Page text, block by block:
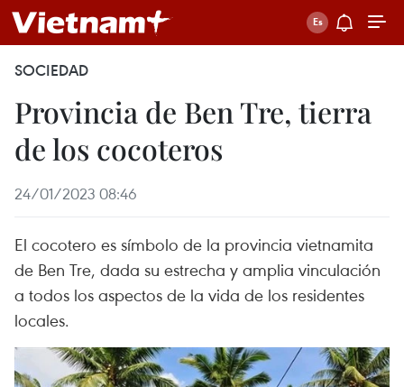
SOCIEDAD
Provincia de Ben Tre, tierra
de los cocoteros
24/01/2023 08:46
El cocotero es símbolo de la provincia vietnamita
de Ben Tre, dada su estrecha y amplia vinculación
a todos los aspectos de la vida de los residentes
locales.